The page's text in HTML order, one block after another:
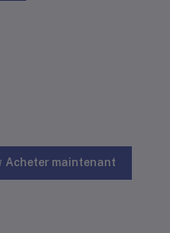
Acheter maintenant